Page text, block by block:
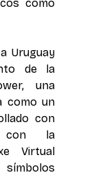
como
Uruguay
de la
una
como un
con
con la
Virtual